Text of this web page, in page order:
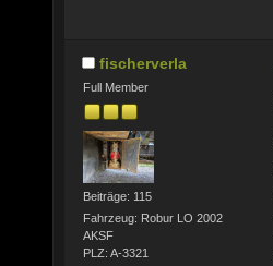
fischerverla
Full Member
Beiträge: 115
Fahrzeug: Robur LO 2002
AKSF
PLZ: A-3321